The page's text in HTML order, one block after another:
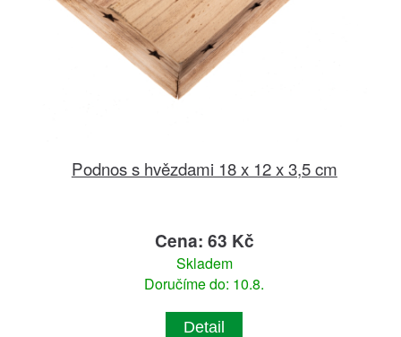
Podnos s hvězdami 18 x 12 x 3,5 cm
Cena: 63 Kč
Skladem
Doručíme do: 10.8.
Detail